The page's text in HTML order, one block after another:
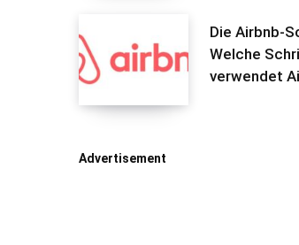
Die Airbnb-
Welche
verwendet
Advertisement